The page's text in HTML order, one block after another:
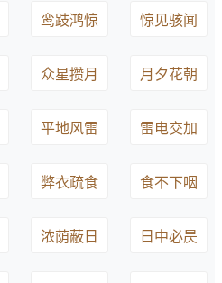
鸾跂鸿惊 惊见骇闻
众星攒月 月夕花朝
平地风雷 雷电交加
弊衣疏食 食不下咽
浓荫蔽日 日中必昃